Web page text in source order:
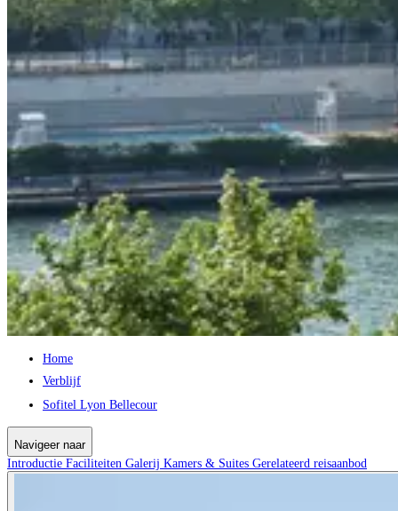
Home
Verblijf
Sofitel Lyon Bellecour
Navigeer naar
Introductie Faciliteiten Galerij Kamers & Suites Gerelateerd reisaanbod